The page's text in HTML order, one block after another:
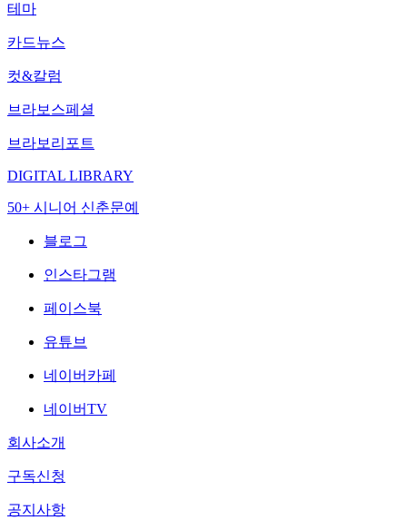
테마
카드뉴스
컷&칼럼
브라보스페셜
브라보리포트
DIGITAL LIBRARY
50+ 시니어 신춘문예
블로그
인스타그램
페이스북
유튜브
네이버카페
네이버TV
회사소개
구독신청
공지사항